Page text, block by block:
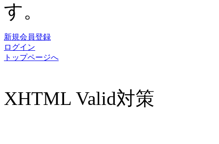
す。
新規会員登録
ログイン
トップページへ
XHTML Valid対策